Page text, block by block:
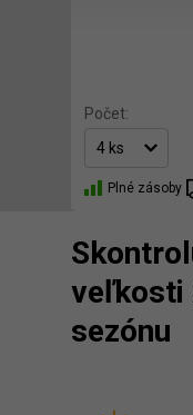
Počet:
Plné zásoby
veľkosti
sezónu